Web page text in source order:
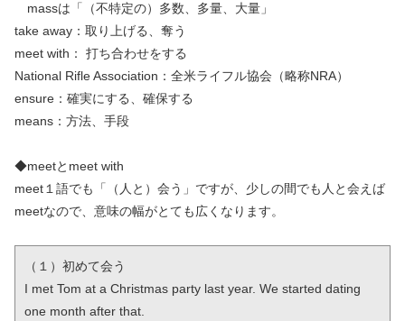
massは「（不特定の）多数、多量、大量」
take away：取り上げる、奪う
meet with： 打ち合わせをする
National Rifle Association：全米ライフル協会（略称NRA）
ensure：確実にする、確保する
means：方法、手段
◆meetとmeet with
meet１語でも「（人と）会う」ですが、少しの間でも人と会えば
meetなので、意味の幅がとても広くなります。
（１）初めて会う
I met Tom at a Christmas party last year. We started dating
one month after that.